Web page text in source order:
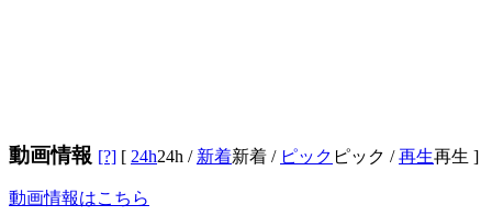
動画情報 [?] [ 24h24h / 新着新着 / ピック ピック /再生再生 ]
動画情報はこちら